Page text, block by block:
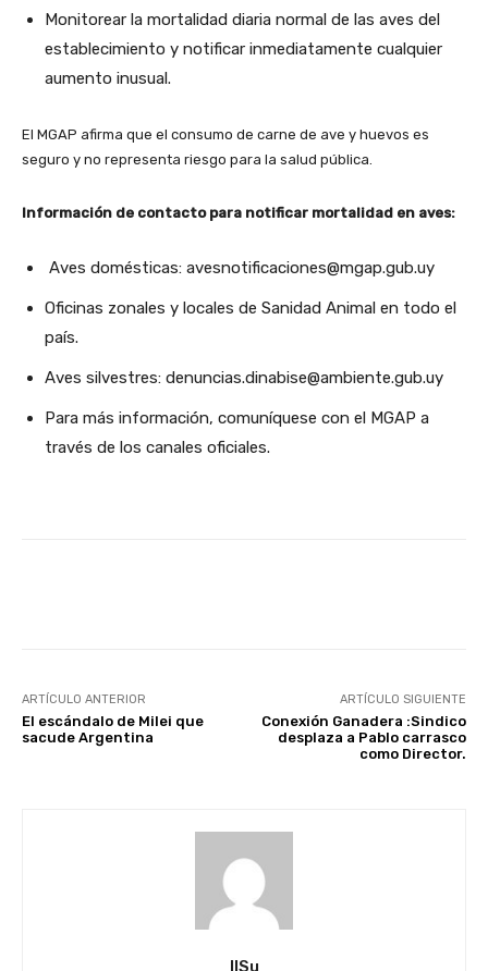
Monitorear la mortalidad diaria normal de las aves del
establecimiento y notificar inmediatamente cualquier
aumento inusual.
El MGAP afirma que el consumo de carne de ave y huevos es
seguro y no representa riesgo para la salud pública.
Información de contacto para notificar mortalidad en aves:
Aves domésticas: avesnotificaciones@mgap.gub.uy
Oficinas zonales y locales de Sanidad Animal en todo el
país.
Aves silvestres: denuncias.dinabise@ambiente.gub.uy
Para más información, comuníquese con el MGAP a
través de los canales oficiales.
ARTÍCULO ANTERIOR
El escándalo de Milei que
sacude Argentina
ARTÍCULO SIGUIENTE
Conexión Ganadera :Sindico
desplaza a Pablo carrasco
como Director.
IlSu